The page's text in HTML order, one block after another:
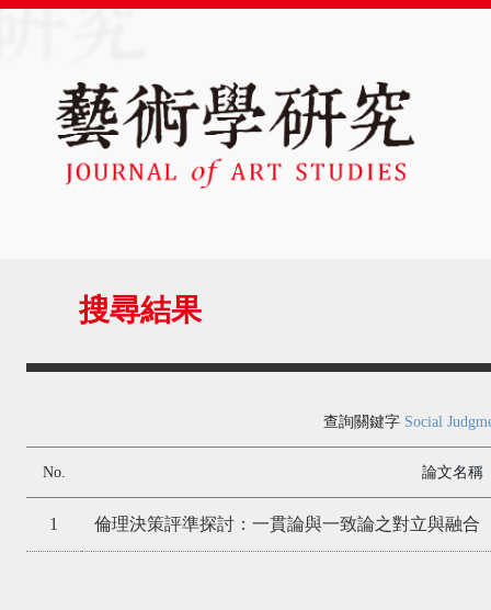
搜尋結果
查詢關鍵字 Social
No. 論文名稱
1 倫理決策評準探討：一貫論與一致論之對立與融合